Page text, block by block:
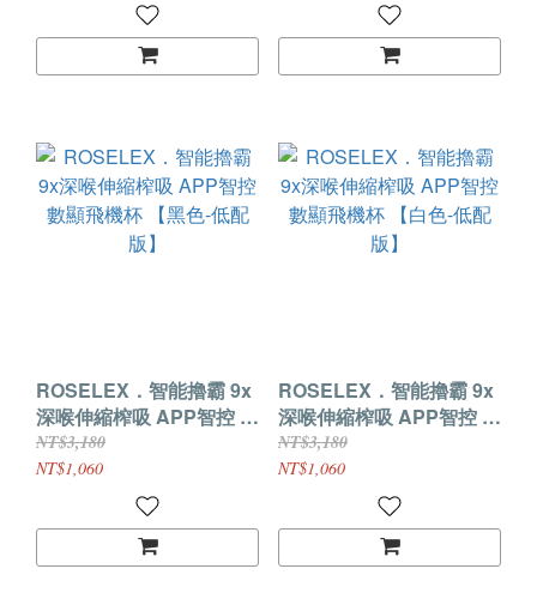
ROSELEX．智能擼霸 9x
深喉伸縮榨吸 APP智控 數
顯飛機杯 【黑色-低配版】
NT$3,180
NT$1,060
ROSELEX．智能擼霸 9x
深喉伸縮榨吸 APP智控 數
顯飛機杯 【白色-低配版】
NT$3,180
NT$1,060